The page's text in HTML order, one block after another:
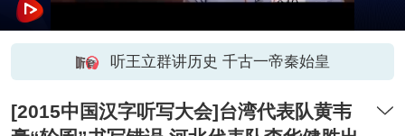
听王立群讲历史 千古一帝秦始皇
[2015中国汉字听写大会]台湾代表队黄韦